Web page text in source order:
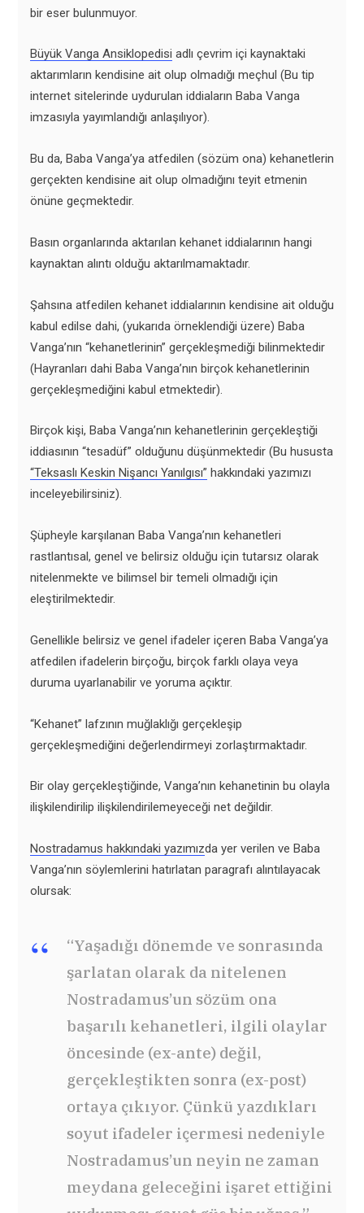
bir eser bulunmuyor.
Büyük Vanga Ansiklopedisi adlı çevrim içi kaynaktaki
aktarımların kendisine ait olup olmadığı meçhul (Bu tip
internet sitelerinde uydurulan iddiaların Baba Vanga
imzasıyla yayımlandığı anlaşılıyor).
Bu da, Baba Vanga’ya atfedilen (sözüm ona) kehanetlerin
gerçekten kendisine ait olup olmadığını teyit etmenin
önüne geçmektedir.
Basın organlarında aktarılan kehanet iddialarının hangi
kaynaktan alıntı olduğu aktarılmamaktadır.
Şahsına atfedilen kehanet iddialarının kendisine ait olduğu
kabul edilse dahi, (yukarıda örneklendiği üzere) Baba
Vanga’nın “kehanetlerinin” gerçekleşmediği bilinmektedir
(Hayranları dahi Baba Vanga’nın birçok kehanetlerinin
gerçekleşmediğini kabul etmektedir).
Birçok kişi, Baba Vanga’nın kehanetlerinin gerçekleştiği
iddiasının “tesadüf” olduğunu düşünmektedir (Bu hususta
“Teksaslı Keskin Nişancı Yanılgısı” hakkındaki yazımızı
inceleyebilirsiniz).
Şüpheyle karşılanan Baba Vanga’nın kehanetleri
rastlantısal, genel ve belirsiz olduğu için tutarsız olarak
nitelenmekte ve bilimsel bir temeli olmadığı için
eleştirilmektedir.
Genellikle belirsiz ve genel ifadeler içeren Baba Vanga’ya
atfedilen ifadelerin birçoğu, birçok farklı olaya veya
duruma uyarlanabilir ve yoruma açıktır.
“Kehanet” lafzının muğlaklığı gerçekleşip
gerçekleşmediğini değerlendirmeyi zorlaştırmaktadır.
Bir olay gerçekleştiğinde, Vanga’nın kehanetinin bu olayla
ilişkilendirilip ilişkilendirilemeyeceği net değildir.
Nostradamus hakkındaki yazımızda yer verilen ve Baba
Vanga’nın söylemlerini hatırlatan paragrafı alıntılayacak
olursak:
“Yaşadığı dönemde ve sonrasında
şarlatan olarak da nitelenen
Nostradamus’un sözüm ona
başarılı kehanetleri, ilgili olaylar
öncesinde (ex-ante) değil,
gerçekleştikten sonra (ex-post)
ortaya çıkıyor. Çünkü yazdıkları
soyut ifadeler içermesi nedeniyle
Nostradamus’un neyin ne zaman
meydana geleceğini işaret ettiğini